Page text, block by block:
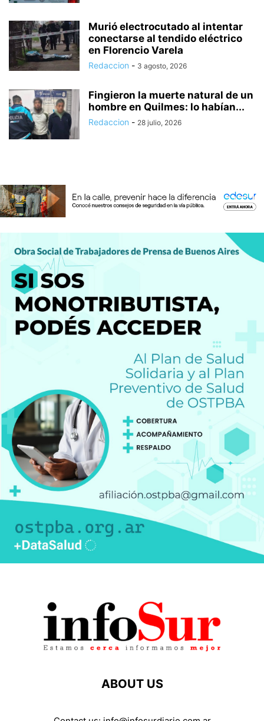
Murió electrocutado al intentar
conectarse al tendido eléctrico
en Florencio Varela
Redaccion - 3 agosto, 2026
Fingieron la muerte natural de un
hombre en Quilmes: lo habían...
Redaccion - 28 julio, 2026
ABOUT US